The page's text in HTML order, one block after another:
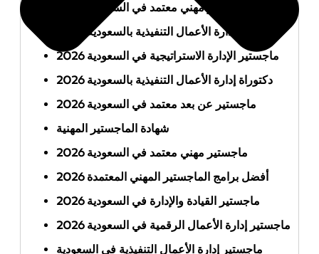
أفضل ماجستير مهني معتمد في السعودية 2026
ماجستير إدارة الأعمال التنفيذية بالسعودية 2026
ماجستير الإدارة الاستراتيجية في السعودية 2026
دكتوراة إدارة الأعمال التنفيذية بالسعودية 2026
ماجستير عن بعد معتمد في السعودية 2026
شهادة الماجستير المهنية
ماجستير مهني معتمد في السعودية 2026
أفضل برامج الماجستير المهني المعتمدة 2026
ماجستير القيادة والإدارة في السعودية 2026
ماجستير إدارة الأعمال الرقمية في السعودية 2026
ماجستير إدارة الأعمال التنفيذية في السعودية